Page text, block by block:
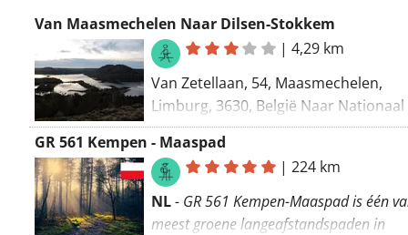
Van Maasmechelen Naar Dilsen-Stokkem
|4,29 km
Van Zetellaan, 54, Maasmechelen,
Limburg, 3630, België Naar Nationaal
Parklaan, Dilsen-Stokkem, Limburg,
België Routering: Wandel - mooiste
GR 561 Kempen - Maaspad
|224 km
NL- GR 561 Kempen-Maaspad is één
meest groene langeafstandspaden in